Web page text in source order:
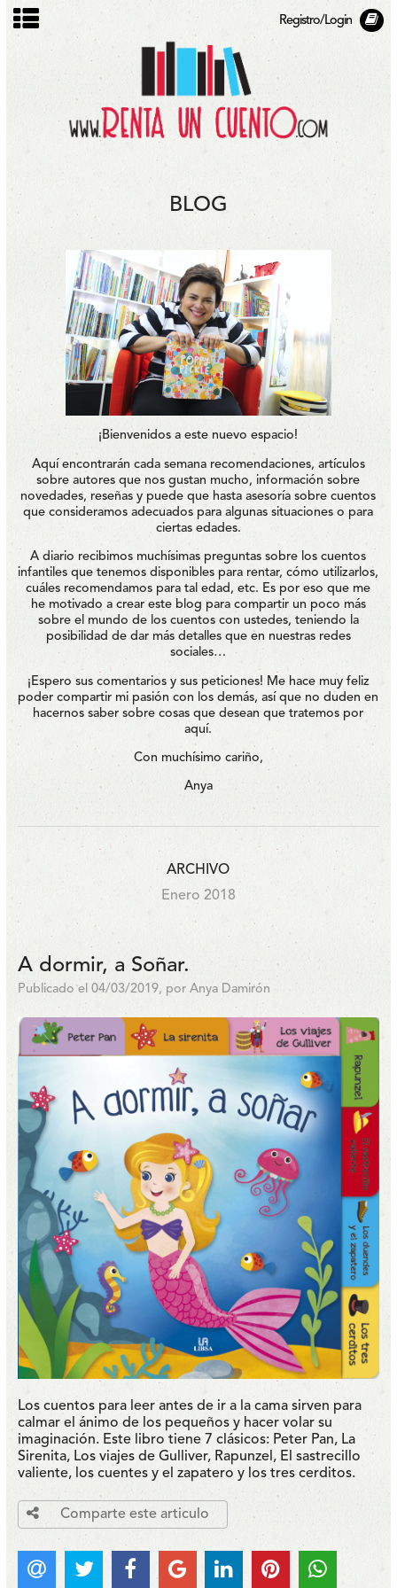
Registro/Login
BLOG
¡Bienvenidos a este nuevo espacio!
Aquí encontrarán cada semana recomendaciones, artículos
sobre autores que nos gustan mucho, información sobre
novedades, reseñas y puede que hasta asesoría sobre cuentos
que consideramos adecuados para algunas situaciones o para
ciertas edades.
A diario recibimos muchísimas preguntas sobre los cuentos
infantiles que tenemos disponibles para rentar, cómo utilizarlos,
cuáles recomendamos para tal edad, etc. Es por eso que me
he motivado a crear este blog para compartir un poco más
sobre el mundo de los cuentos con ustedes, teniendo la
posibilidad de dar más detalles que en nuestras redes
sociales…
¡Espero sus comentarios y sus peticiones! Me hace muy feliz
poder compartir mi pasión con los demás, así que no duden en
hacernos saber sobre cosas que desean que tratemos por
aquí.
Con muchísimo cariño,
Anya
ARCHIVO
Enero 2018
A dormir, a Soñar.
Publicado el 04/03/2019, por Anya Damirón
Los cuentos para leer antes de ir a la cama sirven para
calmar el ánimo de los pequeños y hacer volar su
imaginación. Este libro tiene 7 clásicos: Peter Pan, La
Sirenita, Los viajes de Gulliver, Rapunzel, El sastrecillo
valiente, los cuentes y el zapatero y los tres cerditos.
Comparte este articulo